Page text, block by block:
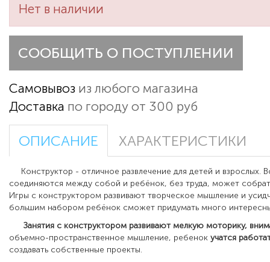
Нет в наличии
СООБЩИТЬ О ПОСТУПЛЕНИИ
Самовывоз из любого магазина
Доставка по городу от 300 руб
ОПИСАНИЕ ХАРАКТЕРИСТИКИ
Конструктор - отличное развлечение для детей и взрослых.
соединяются между собой и ребёнок, без труда, может
Игры с конструктором развивают творческое мышление и
большим набором ребёнок сможет придумать много
Занятия с конструктором развивают мелкую моторику,
объемно-пространственное мышление, ребенок учатся
создавать собственные проекты.